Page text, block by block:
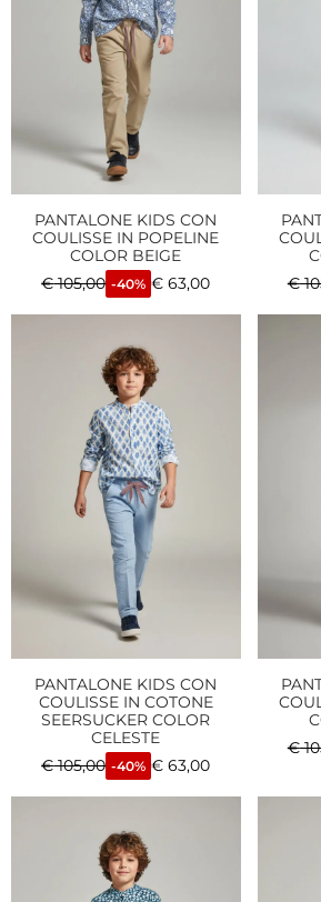
PANTALONE KIDS CON
COULISSE IN POPELINE
COLOR BEIGE
€105,00 -40% € 63,00
€
PANTALONE KIDS CON
COULISSE IN COTONE
SEERSUCKER COLOR
CELESTE
€105,00 -40% € 63,00
€